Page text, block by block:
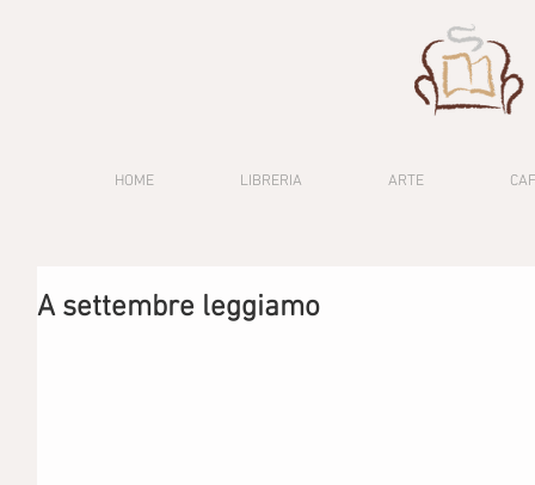
HOME LIBRERIA ARTE
A settembre leggiamo